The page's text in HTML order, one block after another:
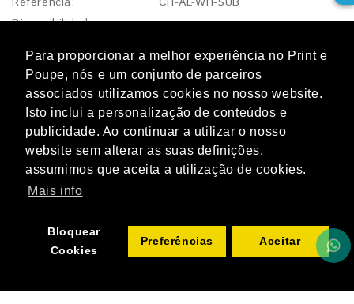
Para proporcionar a melhor experiência no Print e
Poupe, nós e um conjunto de parceiros
associados utilizamos cookies no nosso website.
Isto inclui a personalização de conteúdos e
publicidade. Ao continuar a utilizar o nosso
website sem alterar as suas definições,
assumimos que aceita a utilização de cookies.
Mais info
Bloquear
Cookies
Preferências Aceitar
Disponibilidade:
s/ IVA:
Opcões disponíveis
Dimensões
20 X 30 CM 29 X 41 CM
ADICIONAR